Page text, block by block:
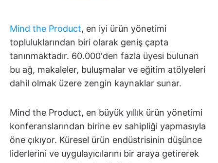
Mind the Product, en iyi ürün yönetimi
topluluklarından biri olarak geniş çapta
tanınmaktadır. 60.000'den fazla üyesi bulunan
bu ağ, makaleler, buluşmalar ve eğitim atölyeleri
dahil olmak üzere zengin kaynaklar sunar.
Mind the Product, en büyük yıllık ürün yönetimi
konferanslarından birine ev sahipliği yapmasıyla
öne çıkıyor. Küresel ürün endüstrisinin düşünce
liderlerini ve uygulayıcılarını bir araya getirerek